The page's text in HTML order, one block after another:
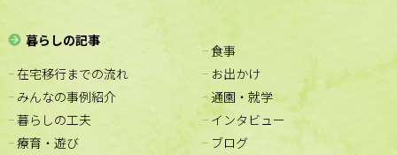
暮らしの記事
− 在宅移行までの流れ
− みんなの事例紹介
− 暮らしの工夫
− 療育・遊び
− 食事
− お出かけ
− 通園・就学
− インタビュー
− ブログ